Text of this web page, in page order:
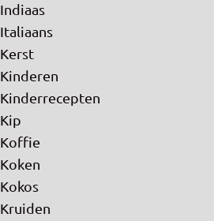
Indiaas
Italiaans
Kerst
Kinderen
Kinderrecepten
Kip
Koffie
Koken
Kokos
Kruiden